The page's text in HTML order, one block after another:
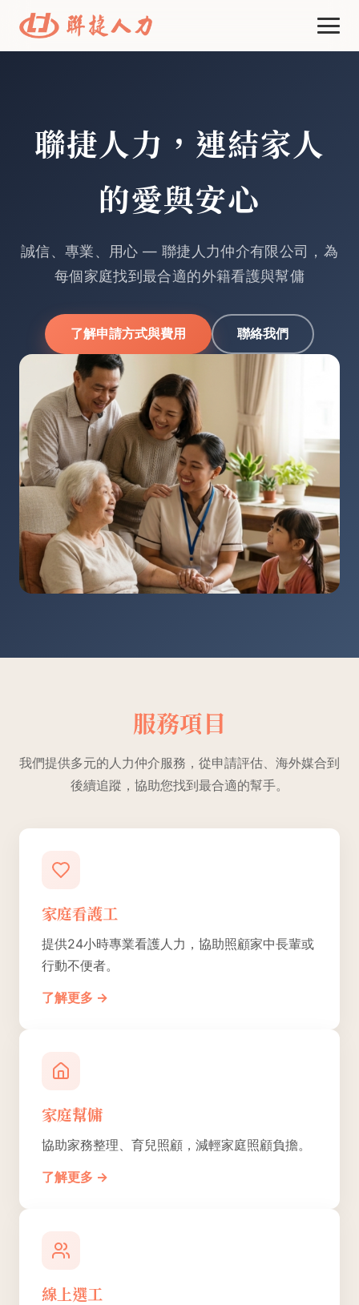
線上選工
聯捷人力，連結家人
的愛與安心
誠信、專業、用心 — 聯捷人力仲介有限公司，為
每個家庭找到最合適的外籍看護與幫傭
了解申請方式與費用 聯絡我們
服務項目
我們提供多元的人力仲介服務，從申請評估、海外媒合到
後續追蹤，協助您找到最合適的幫手。
家庭看護工
提供24小時專業看護人力，協助照顧家中長輩或
行動不便者。
了解更多 →
家庭幫傭
協助家務整理、育兒照顧，減輕家庭照顧負擔。
了解更多 →
線上選工